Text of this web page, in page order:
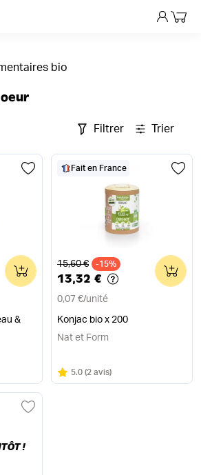
Mon
bio
Filtrer Trier
&
0
Fait en France
Ancien prix
15,60 € -15%
13,32 €
0,07 €/unité
Konjac bio x 200
0
Nat et Form
Note
5.0 sur 5
(2 avis)
!